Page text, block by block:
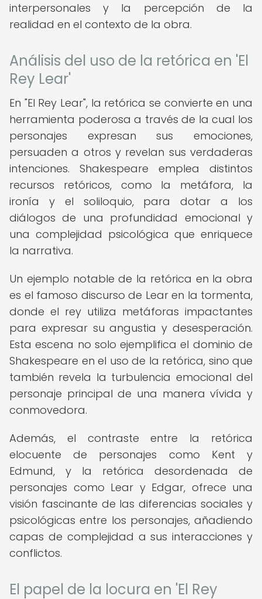
interpersonales y la percepción de la
realidad en el contexto de la obra.
Análisis del uso de la retórica en 'El
Rey Lear'
En "El Rey Lear", la retórica se convierte en una
herramienta poderosa a través de la cual los
personajes expresan sus emociones,
persuaden a otros y revelan sus verdaderas
intenciones. Shakespeare emplea distintos
recursos retóricos, como la metáfora, la
ironía y el soliloquio, para dotar a los
diálogos de una profundidad emocional y
una complejidad psicológica que enriquece
la narrativa.
Un ejemplo notable de la retórica en la obra
es el famoso discurso de Lear en la tormenta,
donde el rey utiliza metáforas impactantes
para expresar su angustia y desesperación.
Esta escena no solo ejemplifica el dominio de
Shakespeare en el uso de la retórica, sino que
también revela la turbulencia emocional del
personaje principal de una manera vívida y
conmovedora.
Además, el contraste entre la retórica
elocuente de personajes como Kent y
Edmund, y la retórica desordenada de
personajes como Lear y Edgar, ofrece una
visión fascinante de las diferencias sociales y
psicológicas entre los personajes, añadiendo
capas de complejidad a sus interacciones y
conflictos.
El papel de la locura en 'El Rey